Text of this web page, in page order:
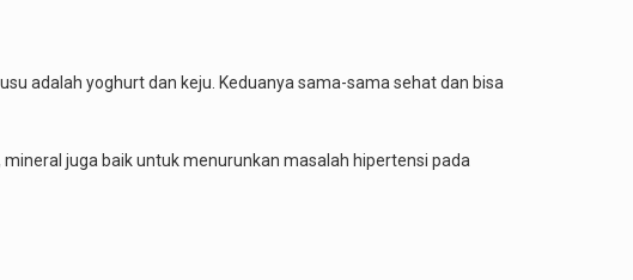
adalah yoghurt dan keju. Keduanya sama-sama sehat dan bisa
juga baik untuk menurunkan masalah hipertensi pada